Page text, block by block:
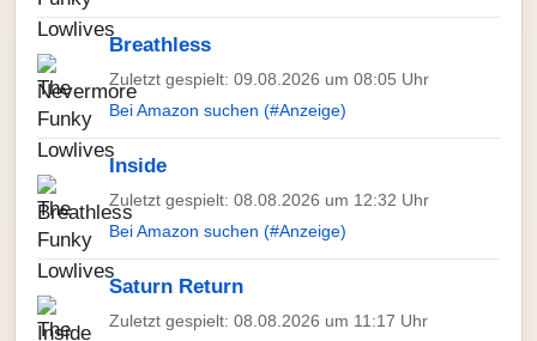
Breathless
Zuletzt gespielt: 09.08.2026 um 08:05 Uhr
Bei Amazon suchen (#Anzeige)
Inside
Zuletzt gespielt: 08.08.2026 um 12:32 Uhr
Bei Amazon suchen (#Anzeige)
Saturn Return
Zuletzt gespielt: 08.08.2026 um 11:17 Uhr